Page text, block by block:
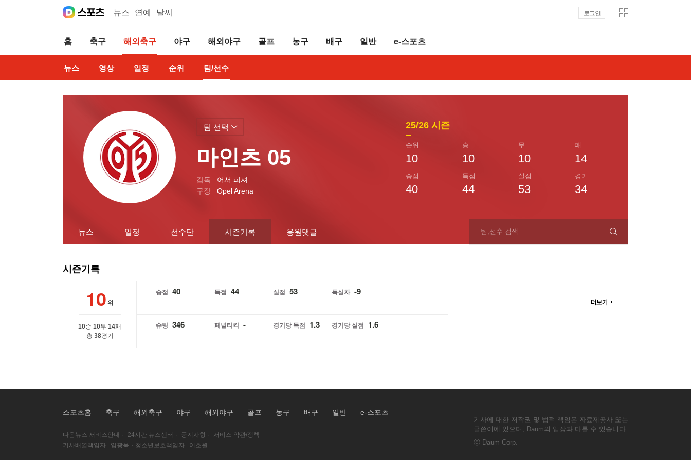
뉴스 연예 날씨 로그인
홈 축구 해외축구 야구 해외야구 골프 농구 배구 일반 e-스포츠
뉴스 영상 일정 순위 팀/선수
마인츠 05
감독
어서 피셔
구장
Opel Arena
25/26 시즌
순위
10
승
10
무
10
패
14
승점
40
득점
44
실점
53
경기
34
팀 선택
팀,선수 검색
뉴스 일정 선수단 시즌기록 응원댓글
시즌기록
10 위
승
10 무
10 패
14
총 38경기
승점 40 득점 44 실점 53 득실차 -9
슈팅 346 페널티킥 - 경기당 득점 1.3 경기당 실점 1.6
스포츠홈 축구 해외축구 야구 해외야구 골프 농구 배구 일반 e-스포츠
다음뉴스 서비스안내 · 24시간 뉴스센터 · 공지사항 ·
서비스 약관/정책
기사배열책임자 : 임광욱 · 청소년보호책임자 : 이호원
기사에 대한 저작권 및 법적 책임은 자료제공사 또는
글쓴이에 있으며, Daum의 입장과 다를 수 있습니다.
ⓒ Daum Corp.